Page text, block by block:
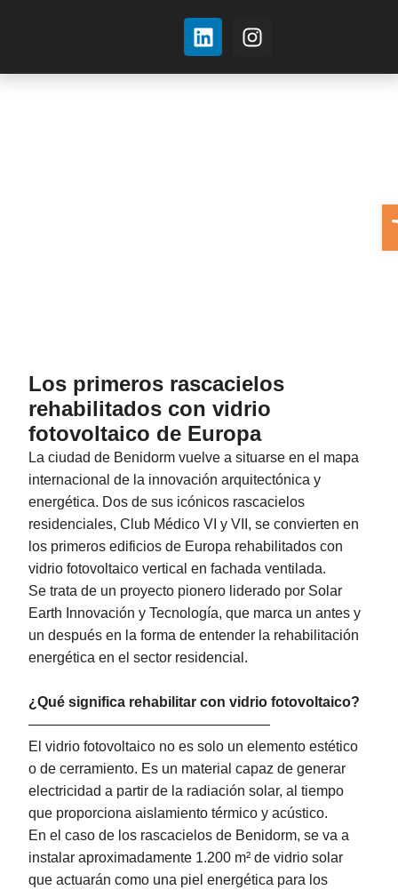
Los primeros rascacielos
rehabilitados con vidrio
fotovoltaico de Europa
La ciudad de Benidorm vuelve a situarse en el mapa
internacional de la innovación arquitectónica y
energética. Dos de sus icónicos rascacielos
residenciales, Club Médico VI y VII, se convierten en
los primeros edificios de Europa rehabilitados con
vidrio fotovoltaico vertical en fachada ventilada.
Se trata de un proyecto pionero liderado por Solar
Earth Innovación y Tecnología, que marca un antes y
un después en la forma de entender la rehabilitación
energética en el sector residencial.
¿Qué significa rehabilitar con vidrio fotovoltaico?
—————————————————
El vidrio fotovoltaico no es solo un elemento estético
o de cerramiento. Es un material capaz de generar
electricidad a partir de la radiación solar, al tiempo
que proporciona aislamiento térmico y acústico.
En el caso de los rascacielos de Benidorm, se va a
instalar aproximadamente 1.200 m² de vidrio solar
que actuarán como una piel energética para los